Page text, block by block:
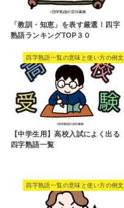
「教訓・知恵」を表す厳選！四字
熟語ランキングTOP３０
四字熟語一覧の意味と使い方の例文
【中学生用】高校入試によく出る
四字熟語一覧
四字熟語一覧の意味と使い方の例文